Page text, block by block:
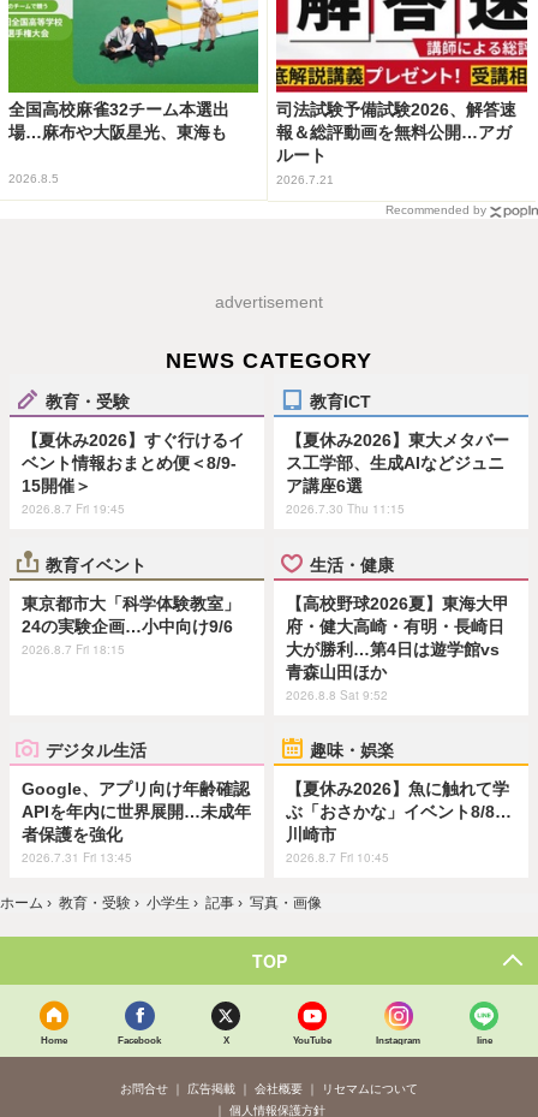
全国高校麻雀32チーム本選出
場…麻布や大阪星光、東海も
2026.8.5
司法試験予備試験2026、解答速
報＆総評動画を無料公開…アガ
ルート
2026.7.21
Recommended by
advertisement
NEWS CATEGORY
教育・受験
【夏休み2026】すぐ行けるイ
ベント情報おまとめ便＜8/9-
15開催＞
2026.8.7 Fri 19:45
教育ICT
【夏休み2026】東大メタバー
ス工学部、生成AIなどジュニ
ア講座6選
2026.7.30 Thu 11:15
教育イベント
東京都市大「科学体験教室」
24の実験企画…小中向け9/6
2026.8.7 Fri 18:15
生活・健康
【高校野球2026夏】東海大甲
府・健大高崎・有明・長崎日
大が勝利…第4日は遊学館vs
青森山田ほか
2026.8.8 Sat 9:52
デジタル生活
Google、アプリ向け年齢確認
APIを年内に世界展開…未成年
者保護を強化
2026.7.31 Fri 13:45
趣味・娯楽
【夏休み2026】魚に触れて学
ぶ「おさかな」イベント8/8…
川崎市
2026.8.7 Fri 10:45
ホーム › 教育・受験 › 小学生 › 記事 › 写真・画像
TOP
Home Facebook X YouTube Instagram line
お問合せ 広告掲載 会社概要
リセマムについて
個人情報保護方針